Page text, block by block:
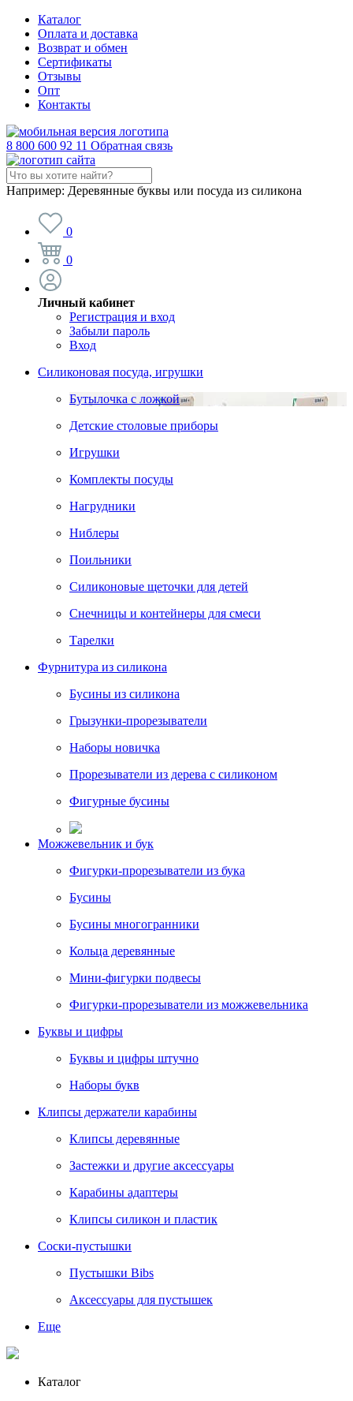
Каталог
Оплата и доставка
Возврат и обмен
Сертификаты
Отзывы
Опт
Контакты
8 800 600 92 11 Обратная связь
Например: Деревянные буквы или посуда из силикона
0
0
Личный кабинет
Регистрация и вход
Забыли пароль
Вход
Силиконовая посуда, игрушки
Бутылочка с ложкой
Детские столовые приборы
Игрушки
Комплекты посуды
Нагрудники
Ниблеры
Поильники
Силиконовые щеточки для детей
Снечницы и контейнеры для смеси
Тарелки
Фурнитура из силикона
Бусины из силикона
Грызунки-прорезыватели
Наборы новичка
Прорезыватели из дерева с силиконом
Фигурные бусины
Можжевельник и бук
Фигурки-прорезыватели из бука
Бусины
Бусины многогранники
Кольца деревянные
Мини-фигурки подвесы
Фигурки-прорезыватели из можжевельника
Буквы и цифры
Буквы и цифры штучно
Наборы букв
Клипсы держатели карабины
Клипсы деревянные
Застежки и другие аксессуары
Карабины адаптеры
Клипсы силикон и пластик
Соски-пустышки
Пустышки Bibs
Аксессуары для пустышек
Еще
Каталог